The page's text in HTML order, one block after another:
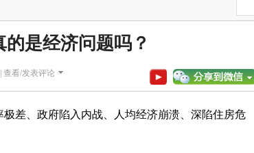
是经济问题吗？
查看/发表评论
、政府陷入内战、人均经济崩溃、深陷住房危